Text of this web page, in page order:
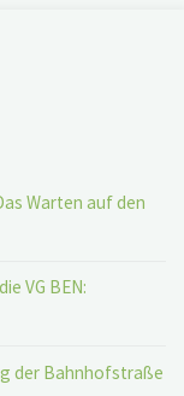
Warten auf den
VG BEN:
der Bahnhofstraße